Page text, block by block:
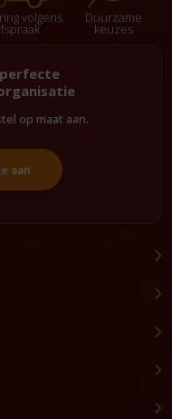
volgens Duurzame
keuzes
op maat aan.
aan